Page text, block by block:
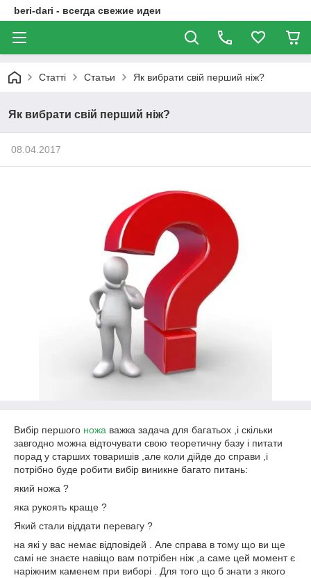
beri-dari - всегда свежие идеи
Статті Статьи Як вибрати свій перший ніж?
Як вибрати свій перший ніж?
08.04.2017
Вибір першого ножа важка задача для багатьох ,і скільки
завгодно можна відточувати свою теоретичну базу і питати
порад у старших товаришів ,але коли дійде до справи ,і
потрібно буде робити вибір виникне багато питань:
який ножа ?
яка рукоять краще ?
Який стали віддати перевагу ?
на які у вас немає відповідей . Але справа в тому що ви ще
самі не знаєте навіщо вам потрібен ніж ,а саме цей момент є
наріжним каменем при виборі . Для того що б знати з якого